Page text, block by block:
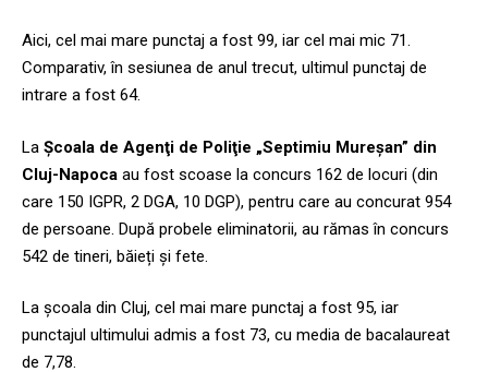
Aici, cel mai mare punctaj a fost 99, iar cel mai mic 71.
Comparativ, în sesiunea de anul trecut, ultimul punctaj de
intrare a fost 64.
La Şcoala de Agenţi de Poliţie „Septimiu Mureşan” din
Cluj-Napoca au fost scoase la concurs 162 de locuri (din
care 150 IGPR, 2 DGA, 10 DGP), pentru care au concurat 954
de persoane. După probele eliminatorii, au rămas în concurs
542 de tineri, băieți și fete.
La școala din Cluj, cel mai mare punctaj a fost 95, iar
punctajul ultimului admis a fost 73, cu media de bacalaureat
de 7,78.